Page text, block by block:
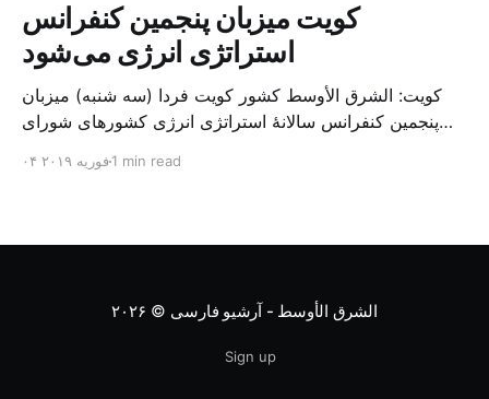
کویت میزبان پنجمین کنفرانس
استراتژی انرژی می‌شود
کویت: الشرق الأوسط کشور کویت فردا (سه شنبه) میزبان
پنجمین کنفرانس سالانهٔ استراتژی انرژی کشورهای شورای
متخصص از شرکت‌های جهانی نفت و گاز در این کنفرانس
۰۴ فوریه ۲۰۱۹1 min read
الشرق الأوسط - آرشیو فارسی © ۲۰۲۶
Sign up